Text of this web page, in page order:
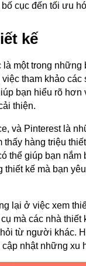
cục đến tối ưu
kế
một trong
tham khảo
bạn hiểu rõ
thiện.
và Pinterest là
thấy hàng triệu
thể giúp bạn
kế mà bạn
lại ở việc xem
mà các nhà
từ người khác.
nhật những xu